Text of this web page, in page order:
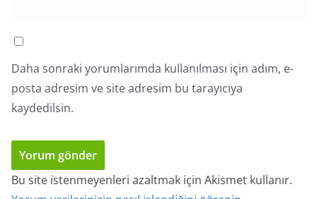
Daha sonraki yorumlarımda kullanılması için adım, e-
posta adresim ve site adresim bu tarayıcıya
kaydedilsin.
Bu site istenmeyenleri azaltmak için Akismet kullanır.